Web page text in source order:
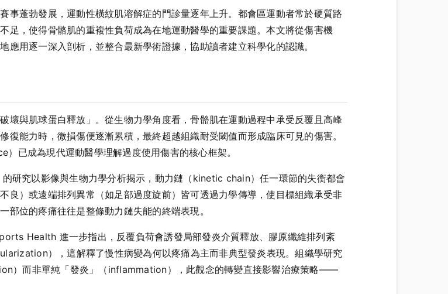
事蓬勃發展，運動性橫紋肌溶解症的門診量逐年上升。都會區運動者常於硬質路
足，使得骨骼肌的重複性負荷成為在地運動醫學的重要課題。本文將從傷害機
用逐一深入剖析，並整合最新學術證據，協助讀者建立科學化的認識。
壞與肌球蛋白釋放」。從生物力學角度看，骨骼肌在運動過程中承受反覆且高峰
能力時，微損傷便逐漸累積，最終超越組織耐受閾值而形成臨床可見的傷害。
已成為現代運動醫學理解過度使用傷害的核心框架。
究以影像與生物力學分析揭示，動力鏈（kinetic chain）任一環節的失衡都會
良）或遠端排列異常（如足部過度旋前）皆可透過力學傳導，使目標組織承受非
位的疼痛往往是整條動力鏈失能的終端表現。
Health 進一步指出，反覆負荷會誘發局部發炎介質釋放、膠原纖維排列紊
），這解釋了慢性病變為何以疼痛為主而非典型發炎表現。組織學研究
）而非單純「發炎」（inflammation），此觀念的轉變直接影響治療策略——